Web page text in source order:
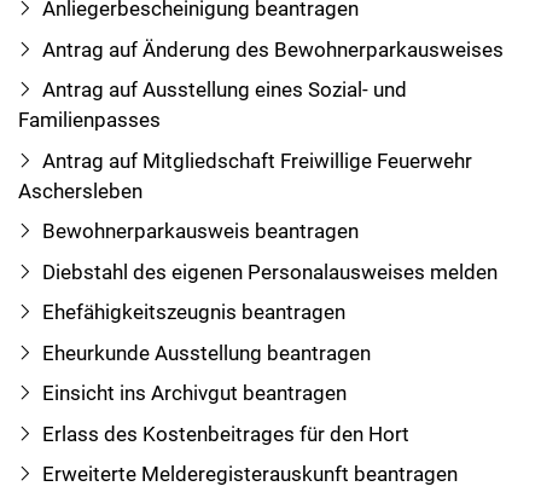
Anliegerbescheinigung beantragen
Antrag auf Änderung des Bewohnerparkausweises
Antrag auf Ausstellung eines Sozial- und
Familienpasses
Antrag auf Mitgliedschaft Freiwillige Feuerwehr
Aschersleben
Bewohnerparkausweis beantragen
Diebstahl des eigenen Personalausweises melden
Ehefähigkeitszeugnis beantragen
Eheurkunde Ausstellung beantragen
Einsicht ins Archivgut beantragen
Erlass des Kostenbeitrages für den Hort
Erweiterte Melderegisterauskunft beantragen